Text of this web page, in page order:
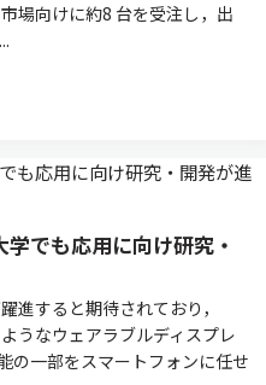
場向けに約8 台を受注し，出
でも応用に向け研究・
進すると期待されており，
うなウェアラブルディスプレ
の一部をスマートフォンに任せ